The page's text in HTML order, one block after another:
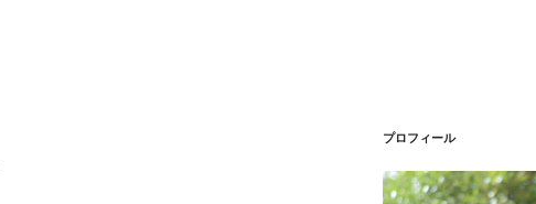
プロフィール